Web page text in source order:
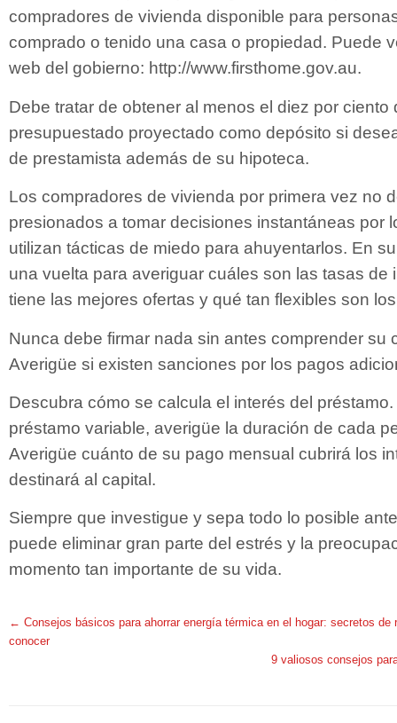
compradores de vivienda disponible para
comprado o tenido una casa o propiedad. Puede
web del gobierno: http://www.firsthome.gov.au.
Debe tratar de obtener al menos el diez por ciento
presupuestado proyectado como depósito si
de prestamista además de su hipoteca.
Los compradores de vivienda por primera vez no
presionados a tomar decisiones instantáneas por
utilizan tácticas de miedo para ahuyentarlos. En
una vuelta para averiguar cuáles son las tasas de
tiene las mejores ofertas y qué tan flexibles son
Nunca debe firmar nada sin antes comprender su
Averigüe si existen sanciones por los pagos
Descubra cómo se calcula el interés del
préstamo variable, averigüe la duración de cada
Averigüe cuánto de su pago mensual cubrirá los
destinará al capital.
Siempre que investigue y sepa todo lo posible
puede eliminar gran parte del estrés y la
momento tan importante de su vida.
← Consejos básicos para ahorrar energía térmica en el hogar: secretos de
conocer
9 valiosos consejos